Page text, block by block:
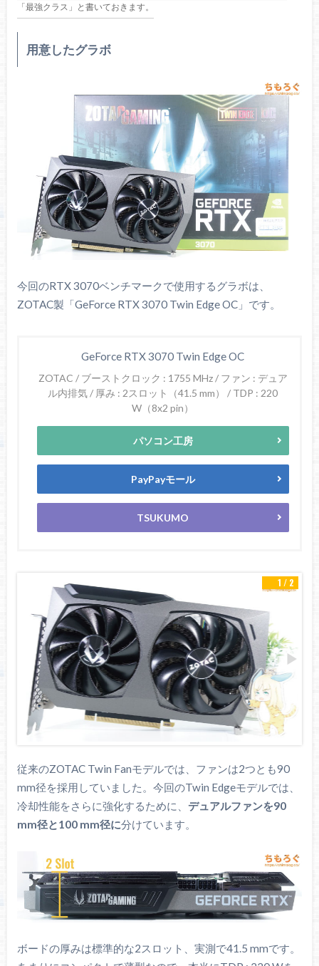
「最強クラス」と書いておきます。
用意したグラボ
今回のRTX 3070ベンチマークで使用するグラボは、
ZOTAC製「GeForce RTX 3070 Twin Edge OC」です。
GeForce RTX 3070 Twin Edge OC
ZOTAC / ブーストクロック : 1755 MHz / ファン : デュア
ル内排気 / 厚み : 2スロット（41.5 mm） / TDP : 220
W（8x2 pin）
パソコン工房
PayPayモール
TSUKUMO
1 / 2
従来のZOTAC Twin Fanモデルでは、ファンは2つとも90
mm径を採用していました。今回のTwin Edgeモデルでは、
冷却性能をさらに強化するために、 デュアルファンを90
mm径と100 mm径に分けています。
ボードの厚みは標準的な2スロット、実測で41.5 mmです。